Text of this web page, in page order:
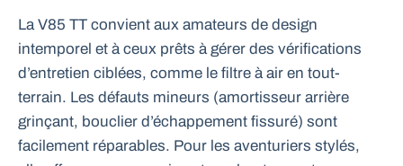
La V85 TT convient aux amateurs de design
intemporel et à ceux prêts à gérer des vérifications
d’entretien ciblées, comme le filtre à air en tout-
terrain. Les défauts mineurs (amortisseur arrière
grinçant, bouclier d’échappement fissuré) sont
facilement réparables. Pour les aventuriers stylés,